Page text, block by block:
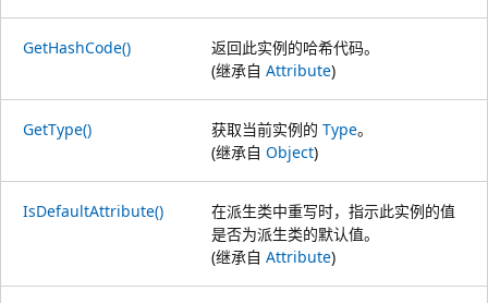
GetHashCode()
返回此实例的哈希代码。
(继承自 Attribute)
GetType() 获取当前实例的 Type。
(继承自 Object)
IsDefaultAttribute()
在派生类中重写时，指示此实例的值
是否为派生类的默认值。
(继承自 Attribute)